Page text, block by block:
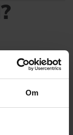
Om
alla parter